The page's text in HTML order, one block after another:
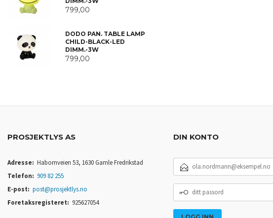
799,00
DODO PAN. TABLE LAMP
CHILD-BLACK-LED
DIMM.-3W
799,00
PROSJEKTLYS AS
Adresse: Habornveien 53, 1630 Gamle Fredrikstad
Telefon: 909 82 255
E-post: post@prosjektlys.no
Foretaksregisteret: 925627054
DIN KONTO
POSTADRESSE
PASSORD